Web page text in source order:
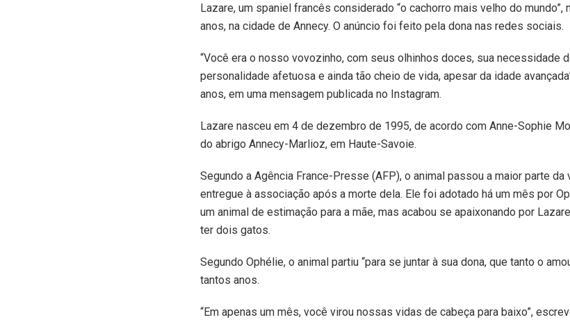
Lazare, um spaniel francês considerado “o cachorro mais velho do mundo”,
anos, na cidade de Annecy. O anúncio foi feito pela dona nas redes sociais.
“Você era o nosso vovozinho, com seus olhinhos doces, sua necessidade
personalidade afetuosa e ainda tão cheio de vida, apesar da idade
anos, em uma mensagem publicada no Instagram.
Lazare nasceu em 4 de dezembro de 1995, de acordo com Anne-Sophie
do abrigo Annecy-Marlioz, em Haute-Savoie.
Segundo a Agência France-Presse (AFP), o animal passou a maior parte
entregue à associação após a morte dela. Ele foi adotado há um mês por
um animal de estimação para a mãe, mas acabou se apaixonando por
ter dois gatos.
Segundo Ophélie, o animal partiu “para se juntar à sua dona, que tanto o
tantos anos.
“Em apenas um mês, você virou nossas vidas de cabeça para baixo”,